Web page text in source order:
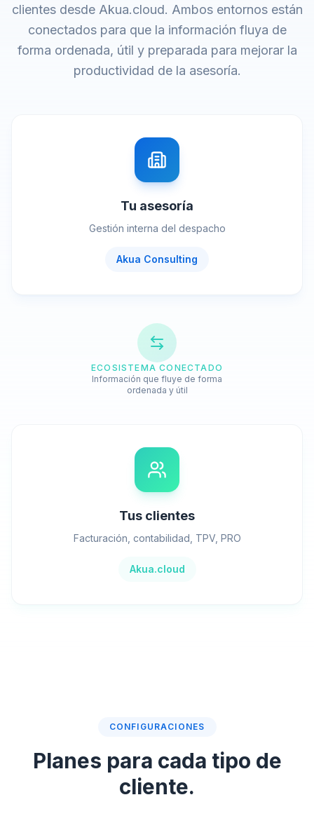
clientes desde Akua.cloud. Ambos entornos están
conectados para que la información fluya de
forma ordenada, útil y preparada para mejorar la
productividad de la asesoría.
Tu asesoría
Gestión interna del despacho
Akua Consulting
ECOSISTEMA CONECTADO
Información que fluye de forma
ordenada y útil
Tus clientes
Facturación, contabilidad, TPV, PRO
Akua.cloud
CONFIGURACIONES
Planes para cada tipo de
cliente.